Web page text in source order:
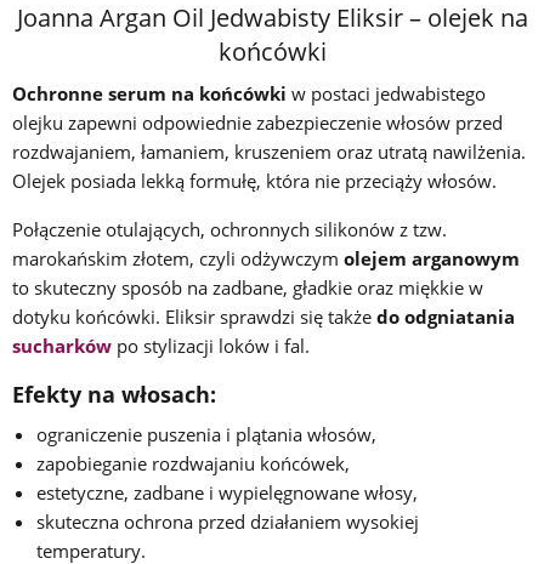
Joanna Argan Oil Jedwabisty Eliksir – olejek na
końcówki
Ochronne serum na końcówki w postaci jedwabistego
olejku zapewni odpowiednie zabezpieczenie włosów przed
rozdwajaniem, łamaniem, kruszeniem oraz utratą nawilżenia.
Olejek posiada lekką formułę, która nie przeciąży włosów.
Połączenie otulających, ochronnych silikonów z tzw.
marokańskim złotem, czyli odżywczym olejem arganowym
to skuteczny sposób na zadbane, gładkie oraz miękkie w
dotyku końcówki. Eliksir sprawdzi się także do odgniatania
sucharków po stylizacji loków i fal.
Efekty na włosach:
ograniczenie puszenia i plątania włosów,
zapobieganie rozdwajaniu końcówek,
estetyczne, zadbane i wypielęgnowane włosy,
skuteczna ochrona przed działaniem wysokiej
temperatury.